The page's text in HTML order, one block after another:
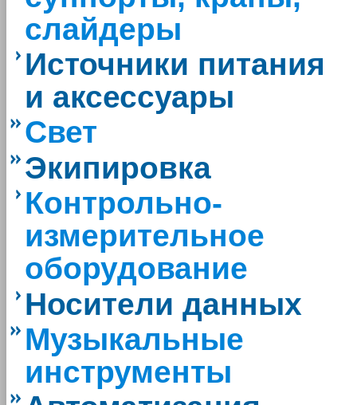
слайдеры
Источники питания
и аксессуары
Свет
Экипировка
Контрольно-
измерительное
оборудование
Носители данных
Музыкальные
инструменты